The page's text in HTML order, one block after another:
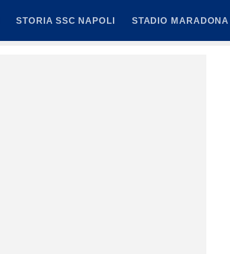
STORIA SSC NAPOLI STADIO MARADONA